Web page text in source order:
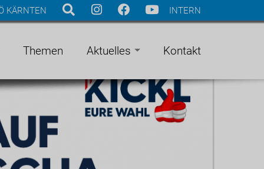
INTERN
KÄRNTEN
Themen Aktuelles Kontakt